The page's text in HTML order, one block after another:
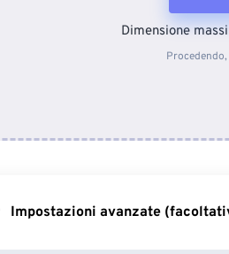
Dimensione
Impostazioni avanzate